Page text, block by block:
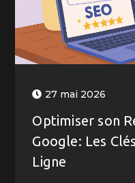
27 mai 2026
Optimiser son
Google: Les
Ligne